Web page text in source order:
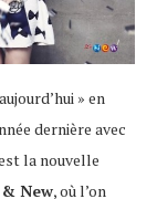
» en
dernière avec
la nouvelle
New, où l’on